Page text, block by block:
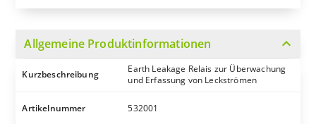
Allgemeine Produktinformationen expand_more
Kurzbeschreibung
Earth Leakage Relais zur Überwachung
und Erfassung von Leckströmen
Artikelnummer 532001